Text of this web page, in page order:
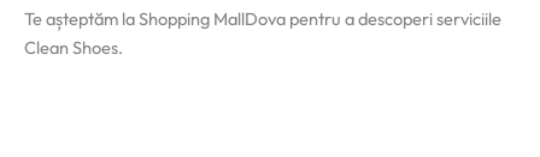
Te așteptăm la Shopping MallDova pentru a descoperi serviciile
Clean Shoes.